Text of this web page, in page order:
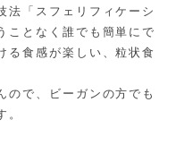
法「スフェリフィケーシ
ことなく誰でも簡単にで
る食感が楽しい、粒状食
ので、ビーガンの方でも
。